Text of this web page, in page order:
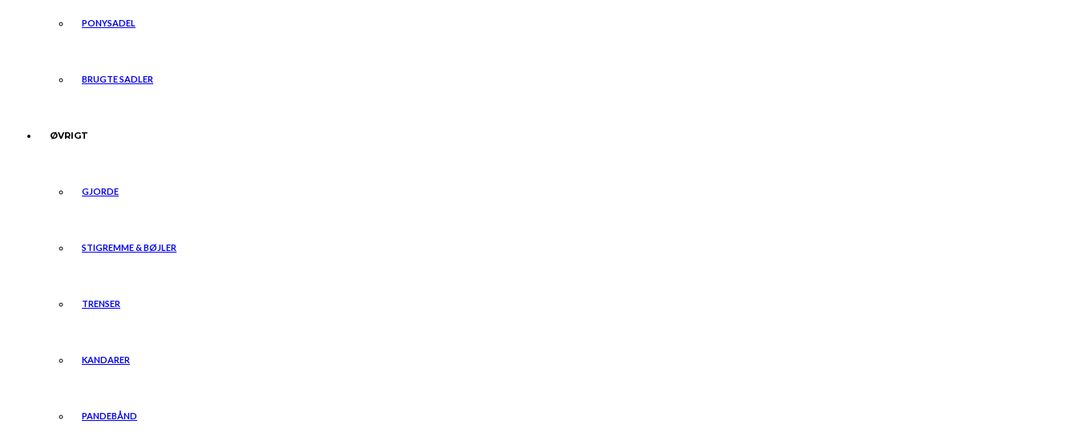
PONYSADEL
BRUGTE SADLER
ØVRIGT
GJORDE
STIGREMME & BØJLER
TRENSER
KANDARER
PANDEBÅND